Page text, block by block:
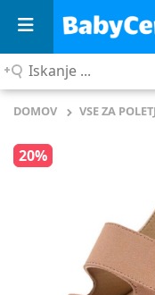
Iskanje
DOMOV VSE ZA
20%